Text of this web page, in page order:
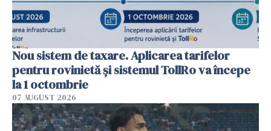
Nou sistem de taxare. Aplicarea tarifelor
pentru rovinietă şi sistemul TollRo va începe
la 1 octombrie
07 AUGUST 2026